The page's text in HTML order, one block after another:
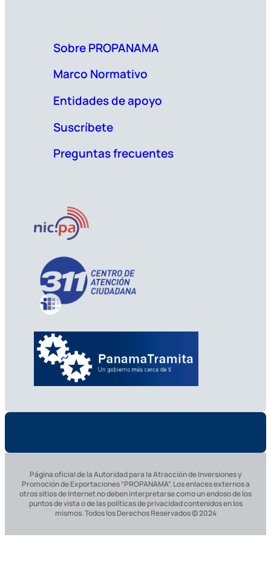
Sobre PROPANAMA
Marco Normativo
Entidades de apoyo
Suscríbete
Preguntas frecuentes
Página oficial de la Autoridad para la Atracción de Inversiones y
Promoción de Exportaciones “PROPANAMA”. Los enlaces externos a
otros sitios de Internet no deben interpretarse como un endoso de los
puntos de vista o de las políticas de privacidad contenidos en los
mismos. Todos los Derechos Reservados © 2024